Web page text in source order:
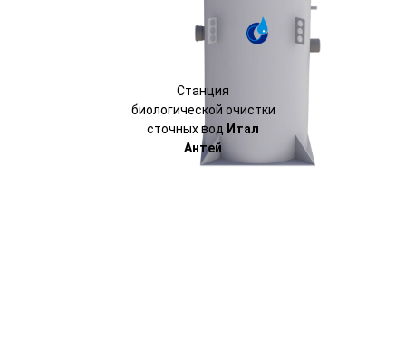
Станция
биологической очистки
сточных вод Итал
Антей